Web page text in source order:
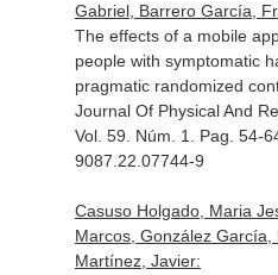
Gabriel, Barrero García,
The effects of a mobile
people with symptomatic
pragmatic randomized
Journal Of Physical And
Vol. 59. Núm. 1. Pag. 54-
9087.22.07744-9
Casuso Holgado, Maria
Marcos, González García,
Martínez, Javier: